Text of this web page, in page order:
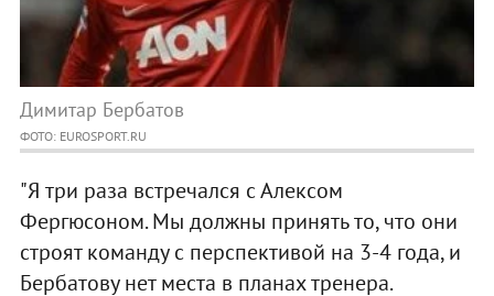
Димитар Бербатов
ФОТО: EUROSPORT.RU
"Я три раза встречался с Алексом
Фергюсоном. Мы должны принять то, что они
строят команду с перспективой на 3-4 года, и
Бербатову нет места в планах тренера.